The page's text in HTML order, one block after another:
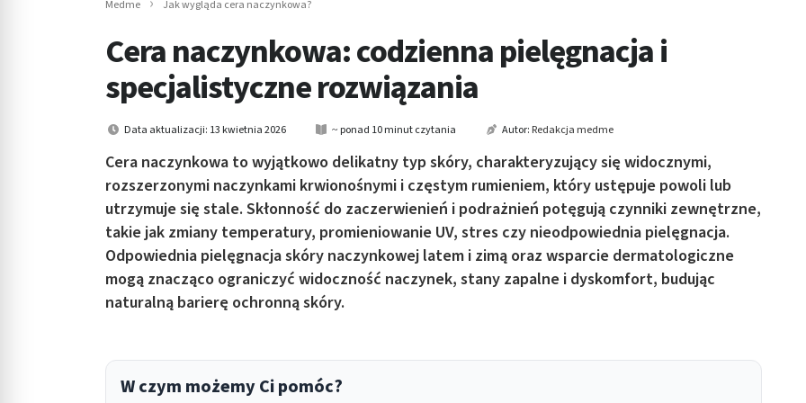
Medme Jak wygląda cera naczynkowa?
Cera naczynkowa: codzienna pielęgnacja i
specjalistyczne rozwiązania
Data aktualizacji: 13 kwietnia 2026 ~ ponad 10 minut czytania Autor: Redakcja medme
Cera naczynkowa to wyjątkowo delikatny typ skóry, charakteryzujący się widocznymi,
rozszerzonymi naczynkami krwionośnymi i częstym rumieniem, który ustępuje powoli lub
utrzymuje się stale. Skłonność do zaczerwienień i podrażnień potęgują czynniki zewnętrzne,
takie jak zmiany temperatury, promieniowanie UV, stres czy nieodpowiednia pielęgnacja.
Odpowiednia pielęgnacja skóry naczynkowej latem i zimą oraz wsparcie dermatologiczne
mogą znacząco ograniczyć widoczność naczynek, stany zapalne i dyskomfort, budując
naturalną barierę ochronną skóry.
W czym możemy Ci pomóc?